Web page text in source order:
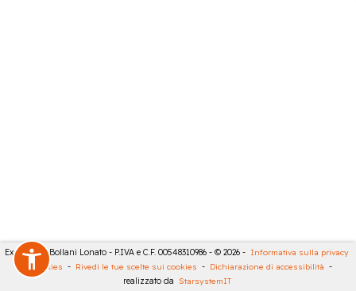
Expert City Bollani Lonato - P.IVA e C.F. 00548310986 - © 2026 - Informativa sulla privacy
Cookies - Rivedi le tue scelte sui cookies - Dichiarazione di accessibilità -
realizzato da StarsystemIT